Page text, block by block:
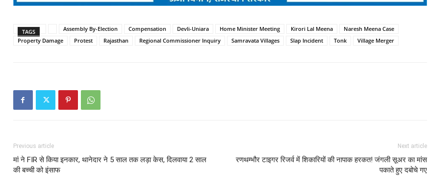
TAGS Assembly By-Election Compensation Devli-Uniara Home Minister Meeting Kirori Lal Meena
Naresh Meena Case
Property Damage
Protest Rajasthan Regional Commissioner Inquiry Samravata Villages Slap Incident Tonk Village Merger
Previous article
मां ने FIR से किया इनकार, थानेदार ने 5 साल तक लड़ा केस, दिलवाया 2 साल
की बच्ची को इंसाफ
Next article
रणथम्भौर टाइगर रिजर्व में शिकारियों की नापाक हरकत! जंगली सूअर का मांस
पकाते हुए दबोचे गए